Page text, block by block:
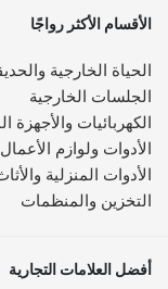
الأقسام الأكثر رواجًا
الحياة الخارجية
الجلسات الخارجية
الكهربائيات والأجهزة
الأدوات ولوازم
الأدوات المنزلية
التخزين والمنظمات
أفضل العلامات التجارية